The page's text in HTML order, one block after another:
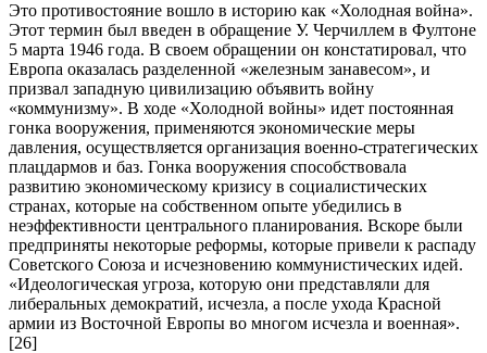
Это противостояние вошло в историю как «Холодная война».
Этот термин был введен в обращение У. Черчиллем в Фултоне
5 марта 1946 года. В своем обращении он констатировал, что
Европа оказалась разделенной «железным занавесом», и
призвал западную цивилизацию объявить войну
«коммунизму». В ходе «Холодной войны» идет постоянная
гонка вооружения, применяются экономические меры
давления, осуществляется организация военно-стратегических
плацдармов и баз. Гонка вооружения способствовала
развитию экономическому кризису в социалистических
странах, которые на собственном опыте убедились в
неэффективности центрального планирования. Вскоре были
предприняты некоторые реформы, которые привели к распаду
Советского Союза и исчезновению коммунистических идей.
«Идеологическая угроза, которую они представляли для
либеральных демократий, исчезла, а после ухода Красной
армии из Восточной Европы во многом исчезла и военная».
[26]